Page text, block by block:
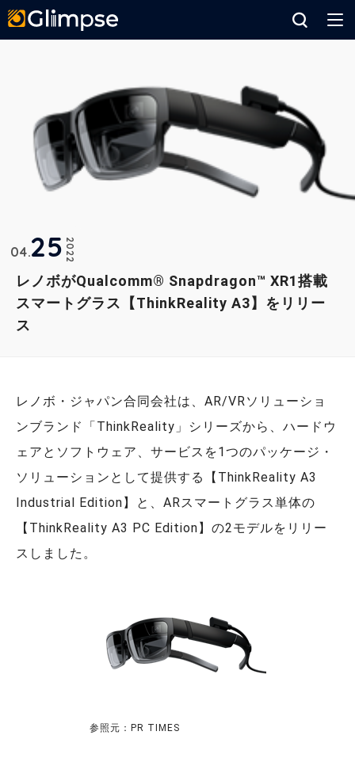
レノボがQualcomm® Snapdragon™ XR1搭載
スマートグラス【ThinkReality A3】をリリー
ス
2022
04 25
レノボ・ジャパン合同会社は、AR/VRソリューショ
ンブランド「ThinkReality」シリーズから、ハードウ
ェアとソフトウェア、サービスを1つのパッケージ・
ソリューションとして提供する【ThinkReality A3
Industrial Edition】と、ARスマートグラス単体の
【ThinkReality A3 PC Edition】の2モデルをリリー
スしました。
参照元：PR TIMES